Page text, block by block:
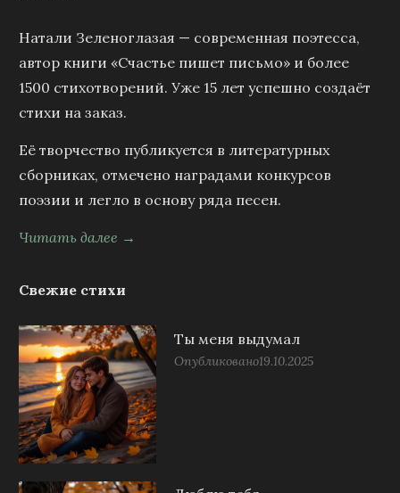
Натали Зеленоглазая — современная поэтесса,
автор книги «Счастье пишет письмо» и более
1500 стихотворений. Уже 15 лет успешно создаёт
стихи на заказ.
Её творчество публикуется в литературных
сборниках, отмечено наградами конкурсов
поэзии и легло в основу ряда песен.
Читать далее →
Свежие стихи
Ты меня выдумал
Опубликовано19.10.2025